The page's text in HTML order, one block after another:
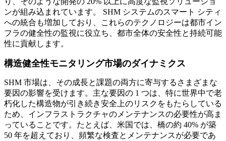
ンが組み込まれています。 SHM システムのスマート シティ
への統合も増加しており、これらのテクノロジーは都市イン
フラの健全性の監視に役立ち、都市全体の安全性と持続可能
性に貢献します。
構造健全性モニタリング市場のダイナミクス
SHM 市場は、その成長と課題の両方に寄与するさまざまな
要因の影響を受けます。主な要因の 1 つは、特に世界中で老
朽化した構造物が引き続き安全上のリスクをもたらしている
ため、インフラストラクチャのメンテナンスの必要性が高ま
っていることです。たとえば、米国では、橋の約 40% が築
50 年を超えており、頻繁な検査とメンテナンスが必要であ